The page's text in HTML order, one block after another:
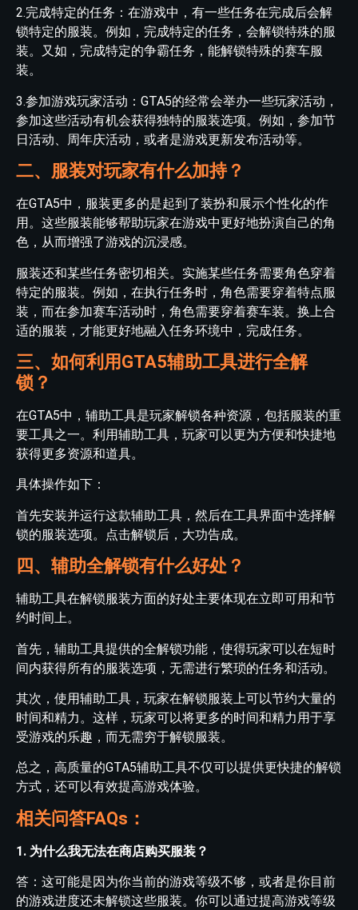
2.完成特定的任务：在游戏中，有一些任务在完成后会解
锁特定的服装。例如，完成特定的任务，会解锁特殊的服
装。又如，完成特定的争霸任务，能解锁特殊的赛车服
装。
3.参加游戏玩家活动：GTA5的经常会举办一些玩家活动，
参加这些活动有机会获得独特的服装选项。例如，参加节
日活动、周年庆活动，或者是游戏更新发布活动等。
二、服装对玩家有什么加持？
在GTA5中，服装更多的是起到了装扮和展示个性化的作
用。这些服装能够帮助玩家在游戏中更好地扮演自己的角
色，从而增强了游戏的沉浸感。
服装还和某些任务密切相关。实施某些任务需要角色穿着
特定的服装。例如，在执行任务时，角色需要穿着特点服
装，而在参加赛车活动时，角色需要穿着赛车装。换上合
适的服装，才能更好地融入任务环境中，完成任务。
三、如何利用GTA5辅助工具进行全解
锁？
在GTA5中，辅助工具是玩家解锁各种资源，包括服装的重
要工具之一。利用辅助工具，玩家可以更为方便和快捷地
获得更多资源和道具。
具体操作如下：
首先安装并运行这款辅助工具，然后在工具界面中选择解
锁的服装选项。点击解锁后，大功告成。
四、辅助全解锁有什么好处？
辅助工具在解锁服装方面的好处主要体现在立即可用和节
约时间上。
首先，辅助工具提供的全解锁功能，使得玩家可以在短时
间内获得所有的服装选项，无需进行繁琐的任务和活动。
其次，使用辅助工具，玩家在解锁服装上可以节约大量的
时间和精力。这样，玩家可以将更多的时间和精力用于享
受游戏的乐趣，而无需穷于解锁服装。
总之，高质量的GTA5辅助工具不仅可以提供更快捷的解锁
方式，还可以有效提高游戏体验。
相关问答FAQs：
1. 为什么我无法在商店购买服装？
答：这可能是因为你当前的游戏等级不够，或者是你目前
的游戏进度还未解锁这些服装。你可以通过提高游戏等级